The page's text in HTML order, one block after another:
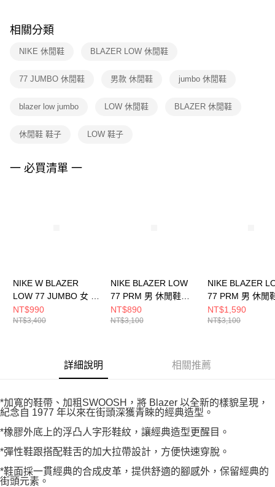
※ 交易是否成功請以「AFTEE先享後付 」之結帳頁面顯示為準，若有關於
是否繳費成功／繳費後需取消欲退款等相關疑問，請聯繫「AFTEE先享後付
客戶支援中心」
https://netprotections.freshdesk.com/support/home
１．透過由恩沛科技股份有限公司提供之「AFTEE先享後付」服務完成之交
權轉讓予恩沛科技股份有限公司。
３．未成年的使用者請事先徵得法定代理人或監護人之同意方可使用
４．使用「AFTEE先享後付」時，將依據個別帳號之用戶狀況，依本公司即
相關分類
NIKE 休閒鞋 BLAZER LOW 休閒鞋
77 JUMBO 休閒鞋 男款 休閒鞋 jumbo 休閒鞋
blazer low jumbo LOW 休閒鞋 BLAZER 休閒鞋
休閒鞋 鞋子 LOW 鞋子
一 必買清單 一
NIKE W BLAZER
LOW 77 JUMBO 女 休
閒鞋 DX6043171
NT$990
NT$3,400
NIKE BLAZER LOW
77 PRM 男 休閒鞋
DV0801100
NT$890
NT$3,100
NIKE BLAZER
77 PRM 男 休閒
DO9799100
NT$1,590
NT$3,100
詳細說明 相關推薦
*加寬的鞋帶、加粗SWOOSH，將 Blazer 以全新的樣貌呈現，
紀念自 1977 年以來在街頭深獲青睞的經典造型。
*橡膠外底上的浮凸人字形鞋紋，讓經典造型更醒目。
*彈性鞋跟搭配鞋舌的加大拉帶設計，方便快速穿脫。
*鞋面採一貫經典的合成皮革，提供舒適的腳感外，保留經典的
街頭元素。